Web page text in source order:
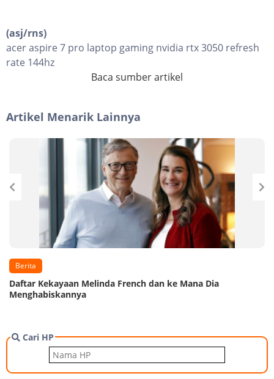
(asj/rns)
acer aspire 7 pro laptop gaming nvidia rtx 3050 refresh
rate 144hz
Baca sumber artikel
Artikel Menarik Lainnya
Berita
Daftar Kekayaan Melinda French dan ke Mana Dia
Menghabiskannya
Cari HP